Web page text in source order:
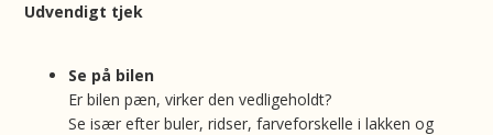
Udvendigt tjek
Se på bilen
Er bilen pæn, virker den vedligeholdt?
Se især efter buler, ridser, farveforskelle i lakken og